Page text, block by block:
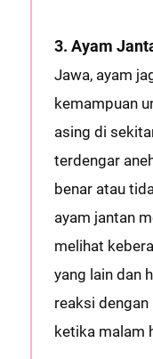
3. Ayam
Jawa, ayam
kemampuan
asing di
terdengar
benar atau
ayam jantan
melihat
yang lain dan
reaksi
ketika malam